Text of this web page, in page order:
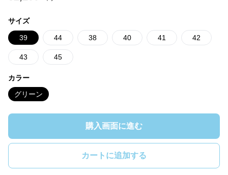
サイズ
39 44 38 40 41 42
43 45
カラー
グリーン
購入画面に進む
カートに追加する